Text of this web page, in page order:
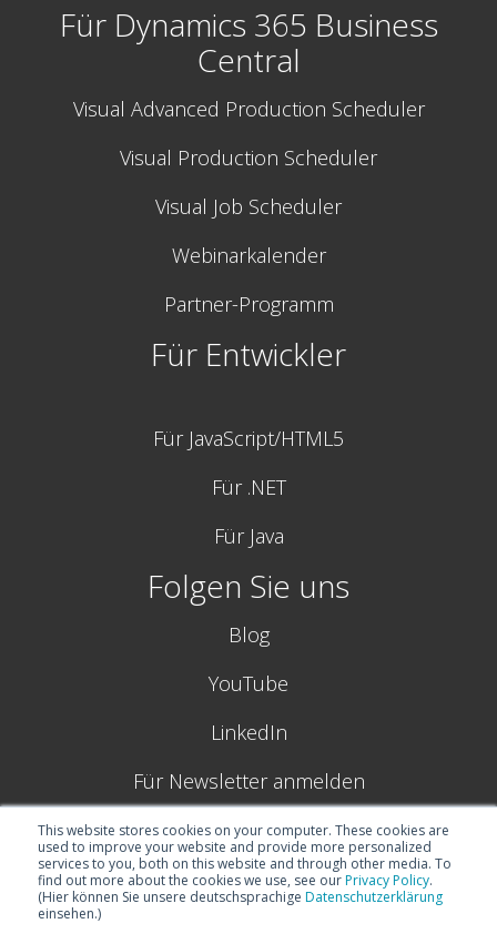
This website stores cookies on your computer. These cookies are
used to improve your website and provide more personalized
services to you, both on this website and through other media. To
find out more about the cookies we use, see ourPrivacy Policy.
(Hier können Sie unsere deutschsprachige Datenschutzerklärung
einsehen.)
Für Dynamics 365 Business
Central
Visual Advanced Production Scheduler
Visual Production Scheduler
Visual Job Scheduler
Webinarkalender
Partner-Programm
Für Entwickler
Für JavaScript/HTML5
Für .NET
Für Java
Folgen Sie uns
Blog
YouTube
LinkedIn
Für Newsletter anmelden